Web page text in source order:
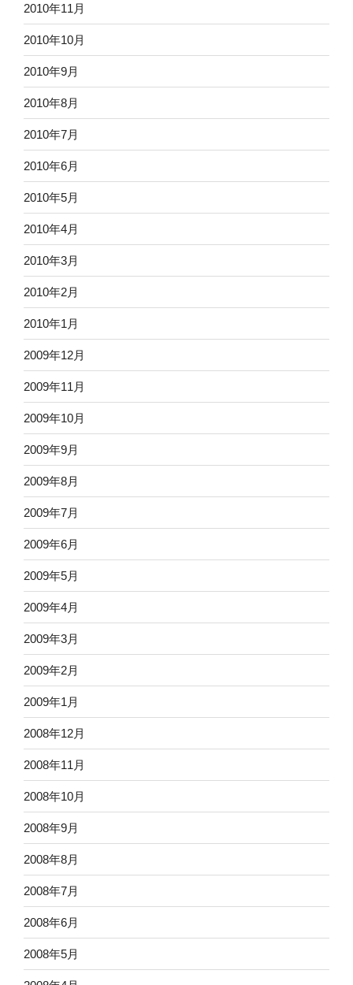
2010年11月
2010年10月
2010年9月
2010年8月
2010年7月
2010年6月
2010年5月
2010年4月
2010年3月
2010年2月
2010年1月
2009年12月
2009年11月
2009年10月
2009年9月
2009年8月
2009年7月
2009年6月
2009年5月
2009年4月
2009年3月
2009年2月
2009年1月
2008年12月
2008年11月
2008年10月
2008年9月
2008年8月
2008年7月
2008年6月
2008年5月